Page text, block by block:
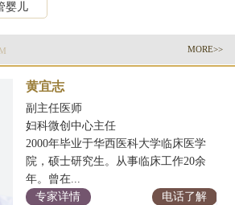
婴儿
MORE>>
黄宜志
副主任医师
妇科微创中心主任
2000年毕业于华西医科大学临床医学
院，硕士研究生。从事临床工作20余
年。曾在...
专家详情
电话了解